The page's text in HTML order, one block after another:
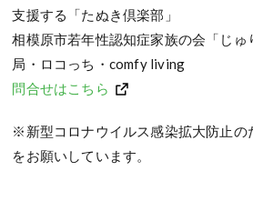
支援する「たぬき倶楽部」
相模原市若年性認知症家族の会「じ
局・ロコっち・comfy living
問合せはこちら
※新型コロナウイルス感染拡大防止の
をお願いしています。